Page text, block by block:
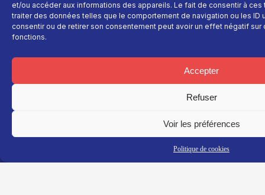
et/ou accéder aux informations des appareils. Le fait de consentir à
traiter des données telles que le comportement de navigation ou les ID
consentir ou de retirer son consentement peut avoir un effet négatif
fonctions.
Accepter
Refuser
Voir les préférences
Politique de cookies
Site réalisé par
L’agence
TG+
Fil info
Le média
En savoir plus
Nous contacter
Fil
info
Sport
Montagne
Événements
Économie
Politique